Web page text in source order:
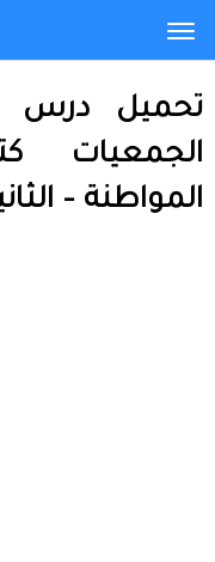
تحميل درس
الجمعيات
المواطنة –